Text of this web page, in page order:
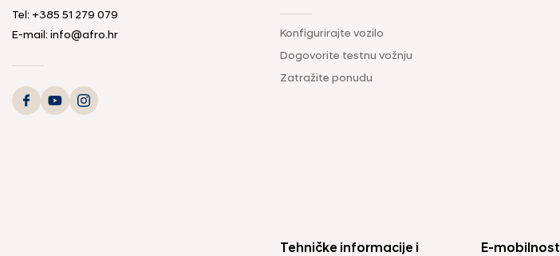
Tel: +385 51 279 079
E-mail: info@afro.hr
Konfigurirajte vozilo
Dogovorite testnu vožnju
Zatražite ponudu
Tehničke informacije i
E-mobilnost